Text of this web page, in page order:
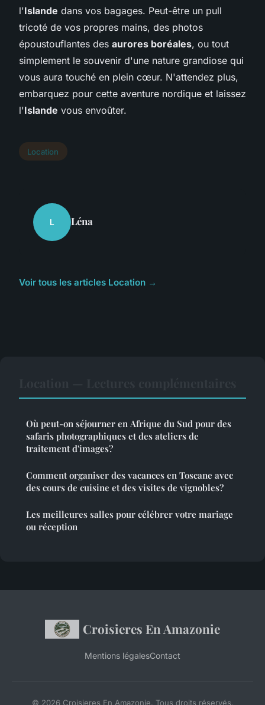
l'Islande dans vos bagages. Peut-être un pull
tricoté de vos propres mains, des photos
époustouflantes des aurores boréales, ou tout
simplement le souvenir d'une nature grandiose qui
vous aura touché en plein cœur. N'attendez plus,
embarquez pour cette aventure nordique et laissez
l'Islande vous envoûter.
Location
L Léna
Voir tous les articles Location →
Où peut-on séjourner en Afrique du Sud pour des
safaris photographiques et des ateliers de
traitement d'images?
Comment organiser des vacances en Toscane avec
des cours de cuisine et des visites de vignobles?
Les meilleures salles pour célébrer votre mariage
ou réception
Croisieres En Amazonie
Mentions légalesContact
© 2026 Croisieres En Amazonie. Tous droits réservés.